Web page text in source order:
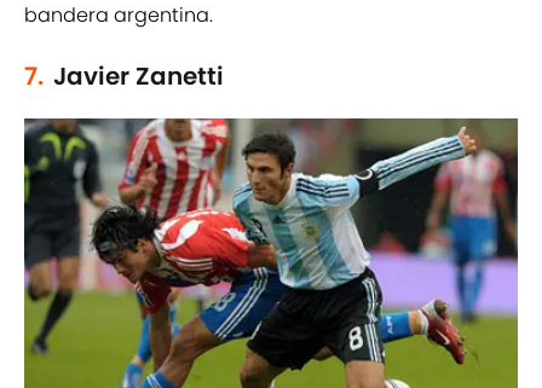
bandera argentina.
7. Javier Zanetti